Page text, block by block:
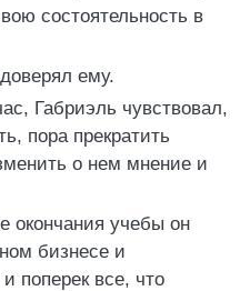
состоятельность в
ему.
Габриэль чувствовал,
пора прекратить
о нем мнение и
окончания учебы он
бизнесе и
поперек все, что